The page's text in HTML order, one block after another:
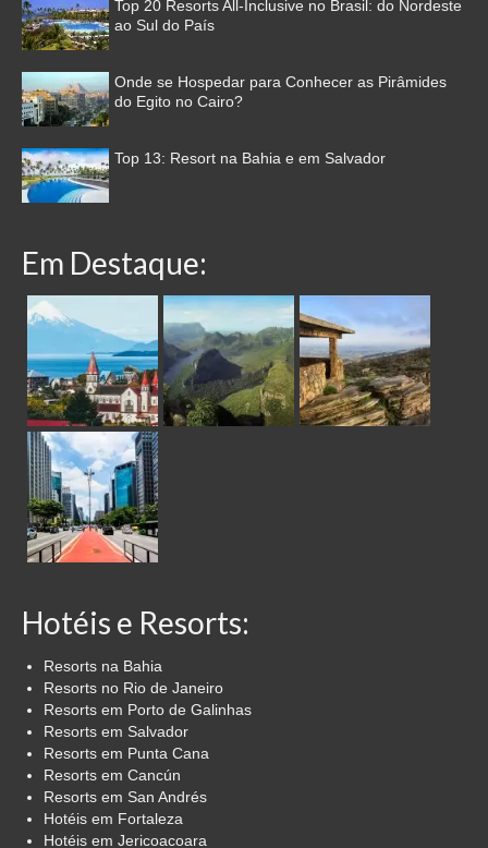
Top 20 Resorts All-Inclusive no Brasil: do Nordeste
ao Sul do País
Onde se Hospedar para Conhecer as Pirâmides
do Egito no Cairo?
Top 13: Resort na Bahia e em Salvador
Em Destaque:
Hotéis e Resorts:
Resorts na Bahia
Resorts no Rio de Janeiro
Resorts em Porto de Galinhas
Resorts em Salvador
Resorts em Punta Cana
Resorts em Cancún
Resorts em San Andrés
Hotéis em Fortaleza
Hotéis em Jericoacoara